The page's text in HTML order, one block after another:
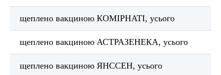
щеплено вакциною КОМІРНАТІ, усього
щеплено вакциною АСТРАЗЕНЕКА, усього
щеплено вакциною ЯНССЕН, усього